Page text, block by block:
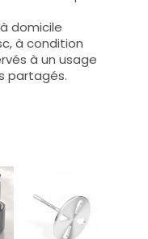
domicile
à condition
à un usage
partagés.